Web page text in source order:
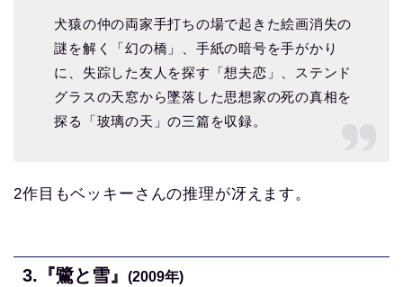
犬猿の仲の両家手打ちの場で起きた絵画消失の
謎を解く「幻の橋」、手紙の暗号を手がかり
に、失踪した友人を探す「想夫恋」、ステンド
グラスの天窓から墜落した思想家の死の真相を
探る「玻璃の天」の三篇を収録。
2作目もベッキーさんの推理が冴えます。
3. 『鷺と雪』 (2009年)